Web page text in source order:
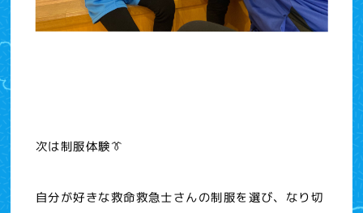
次は制服体験👔
自分が好きな救命救急士さんの制服を選び、なり切